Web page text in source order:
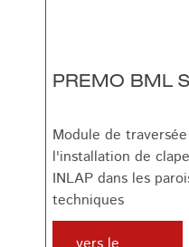
PREMO BML
Module de
l'installation de
INLAP dans les
techniques